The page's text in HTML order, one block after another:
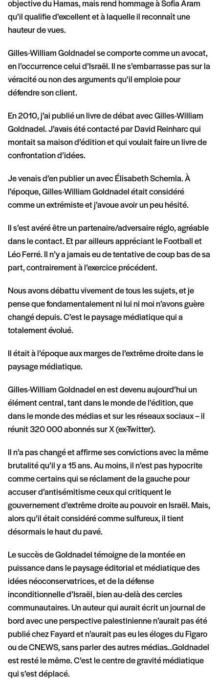
objective du Hamas, mais rend hommage à Sofia Aram
qu’il qualifie d’excellent et à laquelle il reconnaît une
hauteur de vues.
Gilles-William Goldnadel se comporte comme un avocat,
en l’occurrence celui d’Israël. Il ne s’embarrasse pas sur la
véracité ou non des arguments qu’il emploie pour
défendre son client.
En 2010, j’ai publié un livre de débat avec Gilles-William
Goldnadel. J’avais été contacté par David Reinharc qui
montait sa maison d’édition et qui voulait faire un livre de
confrontation d’idées.
Je venais d’en publier un avec Élisabeth Schemla. À
l’époque, Gilles-William Goldnadel était considéré
comme un extrémiste et j’avoue avoir un peu hésité.
Il s’est avéré être un partenaire/adversaire réglo, agréable
dans le contact. Et par ailleurs appréciant le Football et
Léo Ferré. Il n’y a jamais eu de tentative de coup bas de sa
part, contrairement à l’exercice précédent.
Nous avons débattu vivement de tous les sujets, et je
pense que fondamentalement ni lui ni moi n’avons guère
changé depuis. C’est le paysage médiatique qui a
totalement évolué.
Il était à l’époque aux marges de l’extrême droite dans le
paysage médiatique.
Gilles-William Goldnadel en est devenu aujourd’hui un
élément central, tant dans le monde de l’édition, que
dans le monde des médias et sur les réseaux sociaux – il
réunit 320 000 abonnés sur X (ex-Twitter).
Il n’a pas changé et affirme ses convictions avec la même
brutalité qu’il y a 15 ans. Au moins, il n’est pas hypocrite
comme certains qui se réclament de la gauche pour
accuser d’antisémitisme ceux qui critiquent le
gouvernement d’extrême droite au pouvoir en Israël. Mais,
alors qu’il était considéré comme sulfureux, il tient
désormais le haut du pavé.
Le succès de Goldnadel témoigne de la montée en
puissance dans le paysage éditorial et médiatique des
idées néoconservatrices, et de la défense
inconditionnelle d’Israël, bien au-delà des cercles
communautaires. Un auteur qui aurait écrit un journal de
bord avec une perspective palestinienne n’aurait pas été
publié chez Fayard et n’aurait pas eu les éloges du Figaro
ou de CNEWS, sans parler des autres médias…Goldnadel
est resté le même. C’est le centre de gravité médiatique
qui s’est déplacé.